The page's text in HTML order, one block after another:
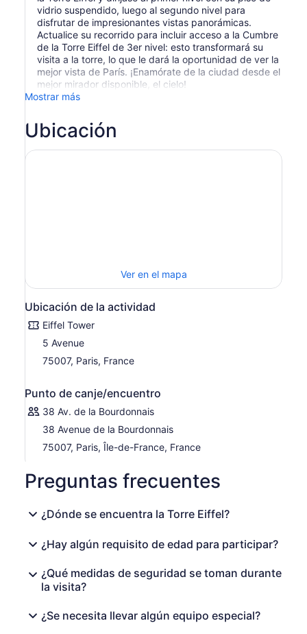
vidrio suspendido, luego al segundo nivel para
disfrutar de impresionantes vistas panorámicas.
Actualice su recorrido para incluir acceso a la Cumbre
de la Torre Eiffel de 3er nivel: esto transformará su
visita a la torre, lo que le dará la oportunidad de ver la
mejor vista de París. ¡Enamórate de la ciudad desde el
mejor mirador disponible, el cielo!
Mostrar más
Ubicación
Ver en el mapa
Ubicación de la actividad
Eiffel Tower
5 Avenue
75007, Paris, France
Punto de canje/encuentro
38 Av. de la Bourdonnais
38 Avenue de la Bourdonnais
75007, Paris, Île-de-France, France
Preguntas frecuentes
¿Dónde se encuentra la Torre Eiffel?
¿Hay algún requisito de edad para participar?
¿Qué medidas de seguridad se toman durante
la visita?
¿Se necesita llevar algún equipo especial?